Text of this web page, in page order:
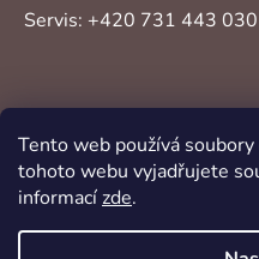
Tento web používá
tohoto webu vyjadřujete
informacízde.
Servis: +420 731 443 030
Copyright 2026